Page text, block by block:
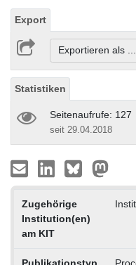
Export
Exportieren als
Statistiken
Seitenaufrufe: 127
seit 29.04.2018
Zugehörige
Institution(en)
am KIT
Publikationstyp